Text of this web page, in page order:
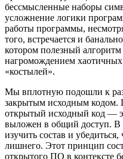
бессмысленные наборы
усложнение логики
работы программы,
того, встречается и
котором полезный
нагромождением
«костылей».
Мы вплотную подошли к
закрытым исходным кодом.
открытый исходный код —
выложен в общий доступ.
изучить состав и
лишнего. Этот принцип
открытого ПО в контексте